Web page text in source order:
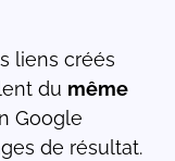
liens créés
du même
Google
de résultat.